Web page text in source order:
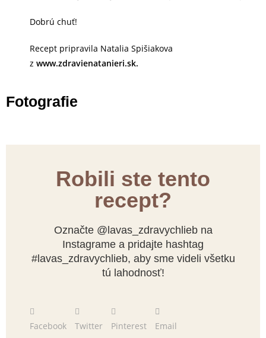
Dobrú chuť!
Recept pripravila Natalia Spišiakova
z www.zdravienatanieri.sk.
Fotografie
Robili ste tento
recept?
Označte @lavas_zdravychlieb na
Instagrame a pridajte hashtag
#lavas_zdravychlieb, aby sme videli všetku
tú lahodnosť!
Facebook Twitter Pinterest Email